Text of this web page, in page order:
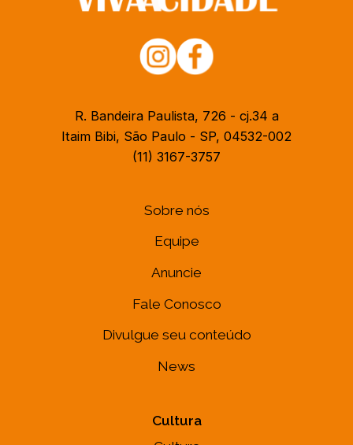
R. Bandeira Paulista, 726 - cj.34 a
Itaim Bibi, São Paulo - SP, 04532-002
(11) 3167-3757
Sobre nós
Equipe
Anuncie
Fale Conosco
Divulgue seu conteúdo
News
Cultura